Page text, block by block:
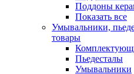
Поддоны
Показать все
Умывальники,
товары
Пьедесталы
Умывальники